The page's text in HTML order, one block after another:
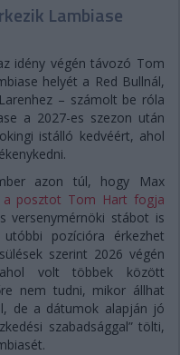
Lambiase
idény végén távozó Tom
helyét a Red Bullnál,
– számolt be róla
a 2027-es szezon után
istálló kedvéért, ahol
azon túl, hogy Max
a posztot Tom Hart fogja
versenymérnöki stábot is
pozícióra érkezhet
szerint 2026 végén
volt többek között
nem tudni, mikor állhat
de a dátumok alapján jó
szabadsággal” tölti,